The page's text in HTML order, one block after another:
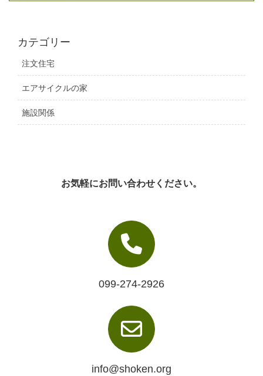
カテゴリー
注文住宅
エアサイクルの家
施設関係
お気軽にお問い合わせください。
099-274-2926
info@shoken.org